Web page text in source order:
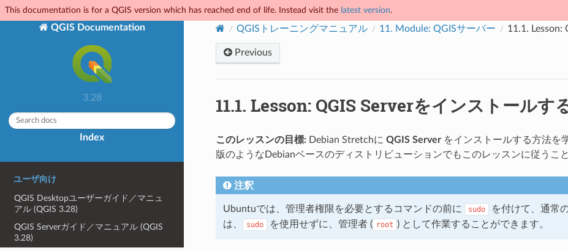
This documentation is for a QGIS version which has reached end of life. Instead visit the latest version.
QGIS Documentation
3.28
Index
ユーザ向け
QGIS Desktopユーザーガイド／マニュ
アル (QGIS 3.28)
QGIS Serverガイド／マニュアル (QGIS
3.28)
QGISトレーニングマニュアル 11. Module: QGISサーバー 11.1. Lesson:
Previous
11.1. Lesson: QGIS Serverをインストールす
このレッスンの目標:Debian Stretchに QGIS Serverをインストールする方法を
版のようなDebianベースのディストリビューションでもこのレッスンに従うこ
注釈
Ubuntuでは、管理者権限を必要とするコマンドの前に sudo
を付けて、通常
は、
sudo を使用せずに、管理者 ( root ) として作業することができます。